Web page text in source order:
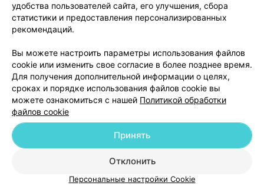
Написать руководителю 103.by
Обработка персональных данных
© 2026 ООО «Артокс Лаб», УНП 191700409
| 220012, Республика Беларусь,
Служба поддержки +375 291212755
удобства пользователей сайта, его улучшения, сбора
статистики и предоставления персонализированных
рекомендаций.
Вы можете настроить параметры использования файлов
cookie или изменить свое согласие в более позднее время.
Для получения дополнительной информации о целях,
сроках и порядке использования файлов cookie вы
можете ознакомиться с нашей Политикой обработки
файлов cookie
Отклонить
Принять
Персональные настройки Cookie